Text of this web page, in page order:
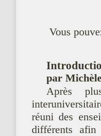
Vous
par
Après
réuni des
différents